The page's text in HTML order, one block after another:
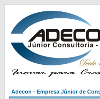
Adecon - Empresa Júnior de